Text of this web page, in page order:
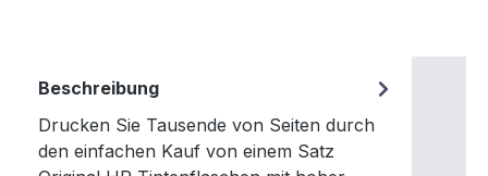
Beschreibung
Drucken Sie Tausende von Seiten durch
den einfachen Kauf von einem Satz